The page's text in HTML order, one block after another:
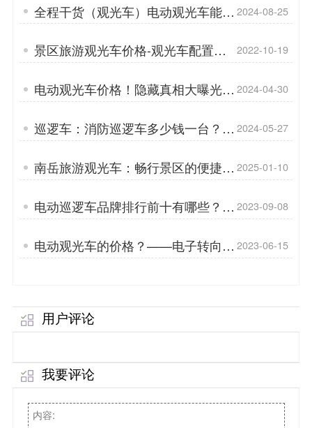
全程干货（观光车）电动观光车能上
路吗「专菱」
2024-08-25
景区旅游观光车价格-观光车配置
「专菱」
2022-10-19
电动观光车价格！隐藏真相大曝光
「专菱」
2024-04-30
巡逻车：消防巡逻车多少钱一台？
「专菱」
2024-05-27
南岳旅游观光车：畅行景区的便捷之
选「专菱」
2025-01-10
电动巡逻车品牌排行前十有哪些？
—— 第一次开巡逻车需要注意什
么？「专菱」
2023-09-08
电动观光车的价格？——电子转向助
力是干嘛用的？「专菱」
2023-06-15
用户评论
我要评论